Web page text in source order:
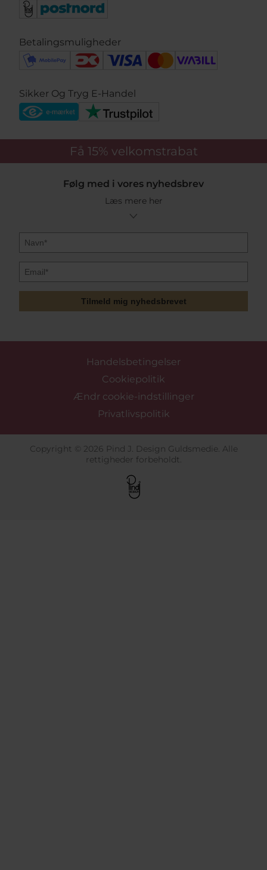
Betalingsmuligheder
Sikker Og Tryg E-Handel
Få 15% velkomstrabat
Følg med i vores nyhedsbrev
Læs mere her
Tilmeld mig nyhedsbrevet
Handelsbetingelser
Cookiepolitik
Ændr cookie-indstillinger
Privatlivspolitik
Copyright © 2026 Pind J. Design Guldsmedie. Alle
rettigheder forbeholdt.